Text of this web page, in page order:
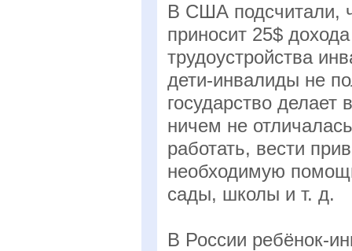
В США подсчитали,
приносит 25$
трудоустройства
дети-инвалиды не
государство
ничем не
работать, вести
необходимую
сады, школы и т. д.
В России ребёнок-